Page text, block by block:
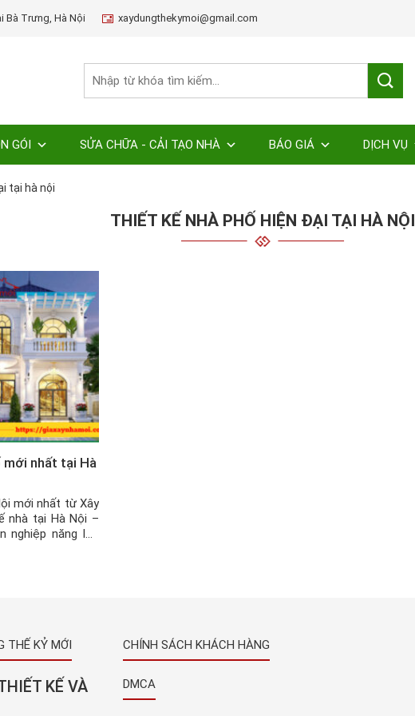
Bà Trưng, Hà Nội xaydungthekymoi@gmail.com
GÓI SỬA CHỮA - CẢI TẠO NHÀ BÁO GIÁ DỊCH VỤ
tại hà nội
THIẾT KẾ NHÀ PHỐ HIỆN ĐẠI TẠI HÀ NỘI
nhất tại Hà
mới nhất từ Xây
nhà tại Hà Nội –
năng lực
THẾ KỶ MỚI
KẾ VÀ
CHÍNH SÁCH KHÁCH HÀNG
DMCA